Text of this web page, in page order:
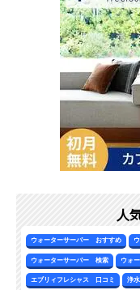
人
ウォーターサーバー おすすめ
ウォーターサーバー 検索 ウォ
エブリィフレシャス 口コミ 浄